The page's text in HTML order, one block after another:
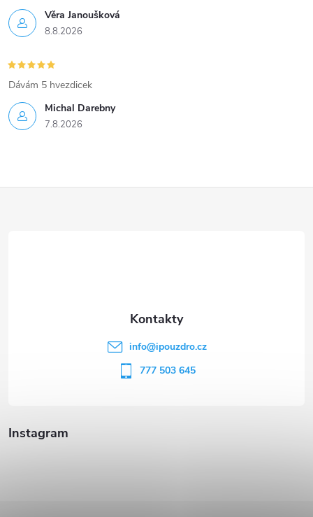
Věra Janoušková
8.8.2026
Michal Darebny
7.8.2026
Dávám 5 hvezdicek
Instagram
info@ipouzdro.cz
777 503 645